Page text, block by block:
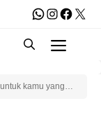
WhatsApp
X
kamu yang